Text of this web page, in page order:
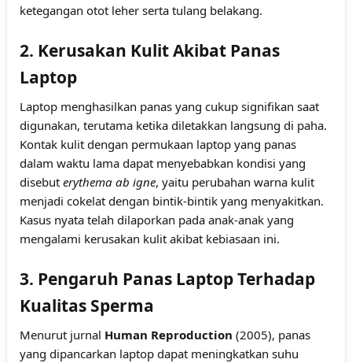
ketegangan otot leher serta tulang belakang.
2. Kerusakan Kulit Akibat Panas
Laptop
Laptop menghasilkan panas yang cukup signifikan saat
digunakan, terutama ketika diletakkan langsung di paha.
Kontak kulit dengan permukaan laptop yang panas
dalam waktu lama dapat menyebabkan kondisi yang
disebut erythema ab igne, yaitu perubahan warna kulit
menjadi cokelat dengan bintik-bintik yang menyakitkan.
Kasus nyata telah dilaporkan pada anak-anak yang
mengalami kerusakan kulit akibat kebiasaan ini.
3. Pengaruh Panas Laptop Terhadap
Kualitas Sperma
Menurut jurnal Human Reproduction (2005), panas
yang dipancarkan laptop dapat meningkatkan suhu